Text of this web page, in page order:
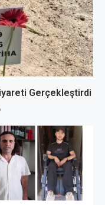
Gerçekleştirdi